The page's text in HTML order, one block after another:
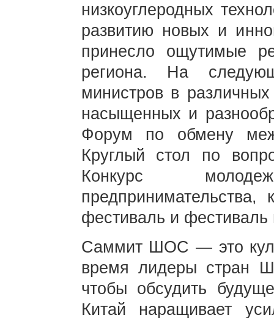
низкоуглеродных
развитию новых и
принесло ощутимые
региона. На
министров в
насыщенных и
Форум по обмену
Круглый стол по
Конкурс
предпринимательства,
фестиваль и фестиваль
Саммит ШОС — это
время лидеры стран
чтобы обсудить
Китай наращивает